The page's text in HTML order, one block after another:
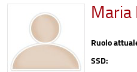
Maria
Ruolo
SSD: